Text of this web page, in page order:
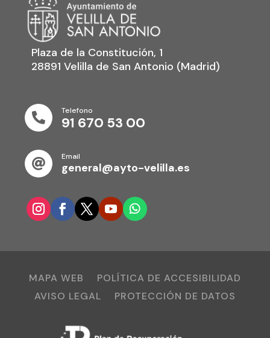
Plaza de la Constitución, 1
28891 Velilla de San Antonio (Madrid)

Telefono
91 670 53 00

Email
general@ayto-velilla.es
MAPA WEB
POLÍTICA DE ACCESIBILIDAD
AVISO LEGAL
PROTECCIÓN DE DATOS